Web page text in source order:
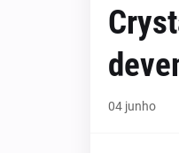
04 junho